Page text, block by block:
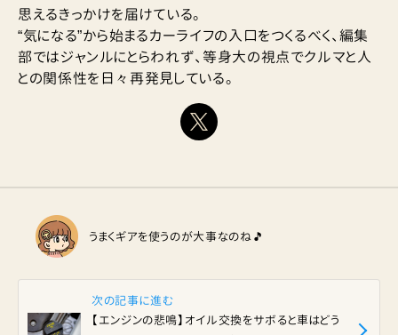
思えるきっかけを届けている。
“気になる”から始まるカーライフの入口をつくるべく、編集
部ではジャンルにとらわれず、等身大の視点でクルマと人
との関係性を日々再発見している。
うまくギアを使うのが大事なのね🎵
次の記事に進む
【エンジンの悲鳴】オイル交換をサボると車はどう